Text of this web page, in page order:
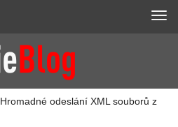
Hromadné odeslání XML souborů z